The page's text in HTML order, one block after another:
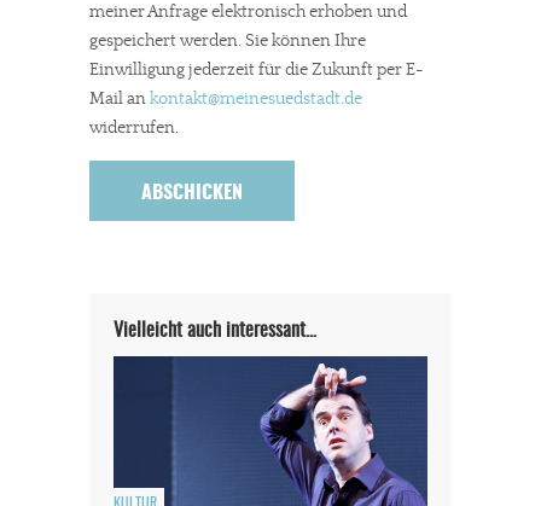
meiner Anfrage elektronisch erhoben und
gespeichert werden. Sie können Ihre
Einwilligung jederzeit für die Zukunft per E-
Mail ankontakt@meinesuedstadt.de
widerrufen.
Vielleicht auch interessant…
KULTUR